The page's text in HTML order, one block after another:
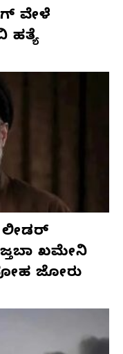
ವೇಳೆ
ಹತ್ಯೆ
ಲೀಡರ್
ಖಮೇನಿ
ಜೋರು